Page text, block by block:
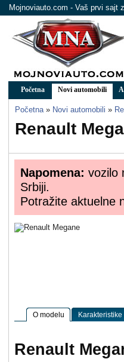
Mojnoviauto.com - Vaš prvi sajt
Početna Novi automobili
Početna » Novi automobili »
Renault
Napomena: vozilo
Srbiji.
Potražite aktuelne
O modelu Karakteristike
Renault